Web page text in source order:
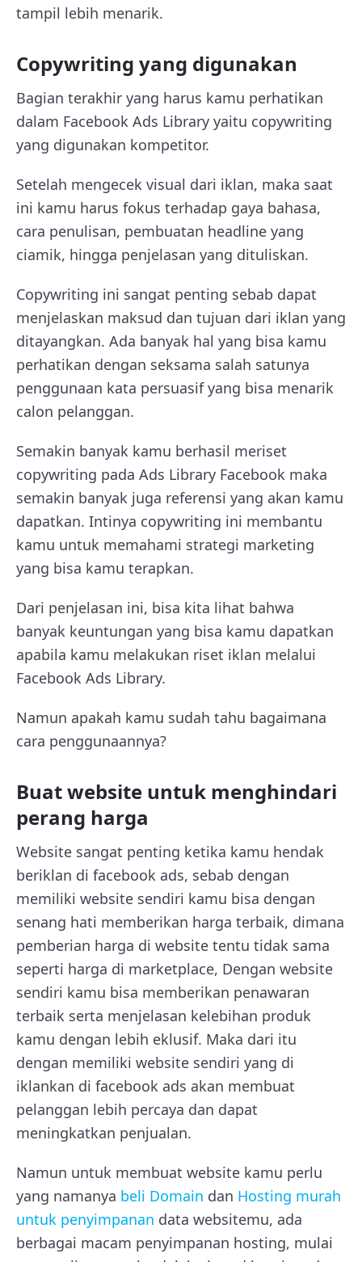
tampil lebih menarik.
Copywriting yang digunakan
Bagian terakhir yang harus kamu perhatikan
dalam Facebook Ads Library yaitu copywriting
yang digunakan kompetitor.
Setelah mengecek visual dari iklan, maka saat
ini kamu harus fokus terhadap gaya bahasa,
cara penulisan, pembuatan headline yang
ciamik, hingga penjelasan yang dituliskan.
Copywriting ini sangat penting sebab dapat
menjelaskan maksud dan tujuan dari iklan yang
ditayangkan. Ada banyak hal yang bisa kamu
perhatikan dengan seksama salah satunya
penggunaan kata persuasif yang bisa menarik
calon pelanggan.
Semakin banyak kamu berhasil meriset
copywriting pada Ads Library Facebook maka
semakin banyak juga referensi yang akan kamu
dapatkan. Intinya copywriting ini membantu
kamu untuk memahami strategi marketing
yang bisa kamu terapkan.
Dari penjelasan ini, bisa kita lihat bahwa
banyak keuntungan yang bisa kamu dapatkan
apabila kamu melakukan riset iklan melalui
Facebook Ads Library.
Namun apakah kamu sudah tahu bagaimana
cara penggunaannya?
Buat website untuk menghindari
perang harga
Website sangat penting ketika kamu hendak
beriklan di facebook ads, sebab dengan
memiliki website sendiri kamu bisa dengan
senang hati memberikan harga terbaik, dimana
pemberian harga di website tentu tidak sama
seperti harga di marketplace, Dengan website
sendiri kamu bisa memberikan penawaran
terbaik serta menjelasan kelebihan produk
kamu dengan lebih eklusif. Maka dari itu
dengan memiliki website sendiri yang di
iklankan di facebook ads akan membuat
pelanggan lebih percaya dan dapat
meningkatkan penjualan.
Namun untuk membuat website kamu perlu
yang namanya beli Domain dan Hosting murah
untuk penyimpanan data websitemu, ada
berbagai macam penyimpanan hosting, mulai